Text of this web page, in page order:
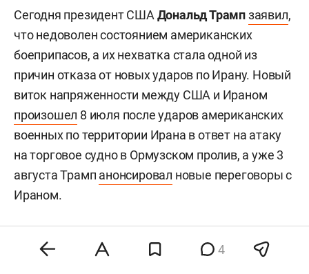
Сегодня президент США Дональд Трампзаявил,
что недоволен состоянием американских
боеприпасов, а их нехватка стала одной из
причин отказа от новых ударов по Ирану. Новый
виток напряженности между США и Ираном
произошел 8 июля после ударов американских
военных по территории Ирана в ответ на атаку
на торговое судно в Ормузском пролив, а уже 3
августа Трамп анонсировал новые переговоры с
Ираном.
4